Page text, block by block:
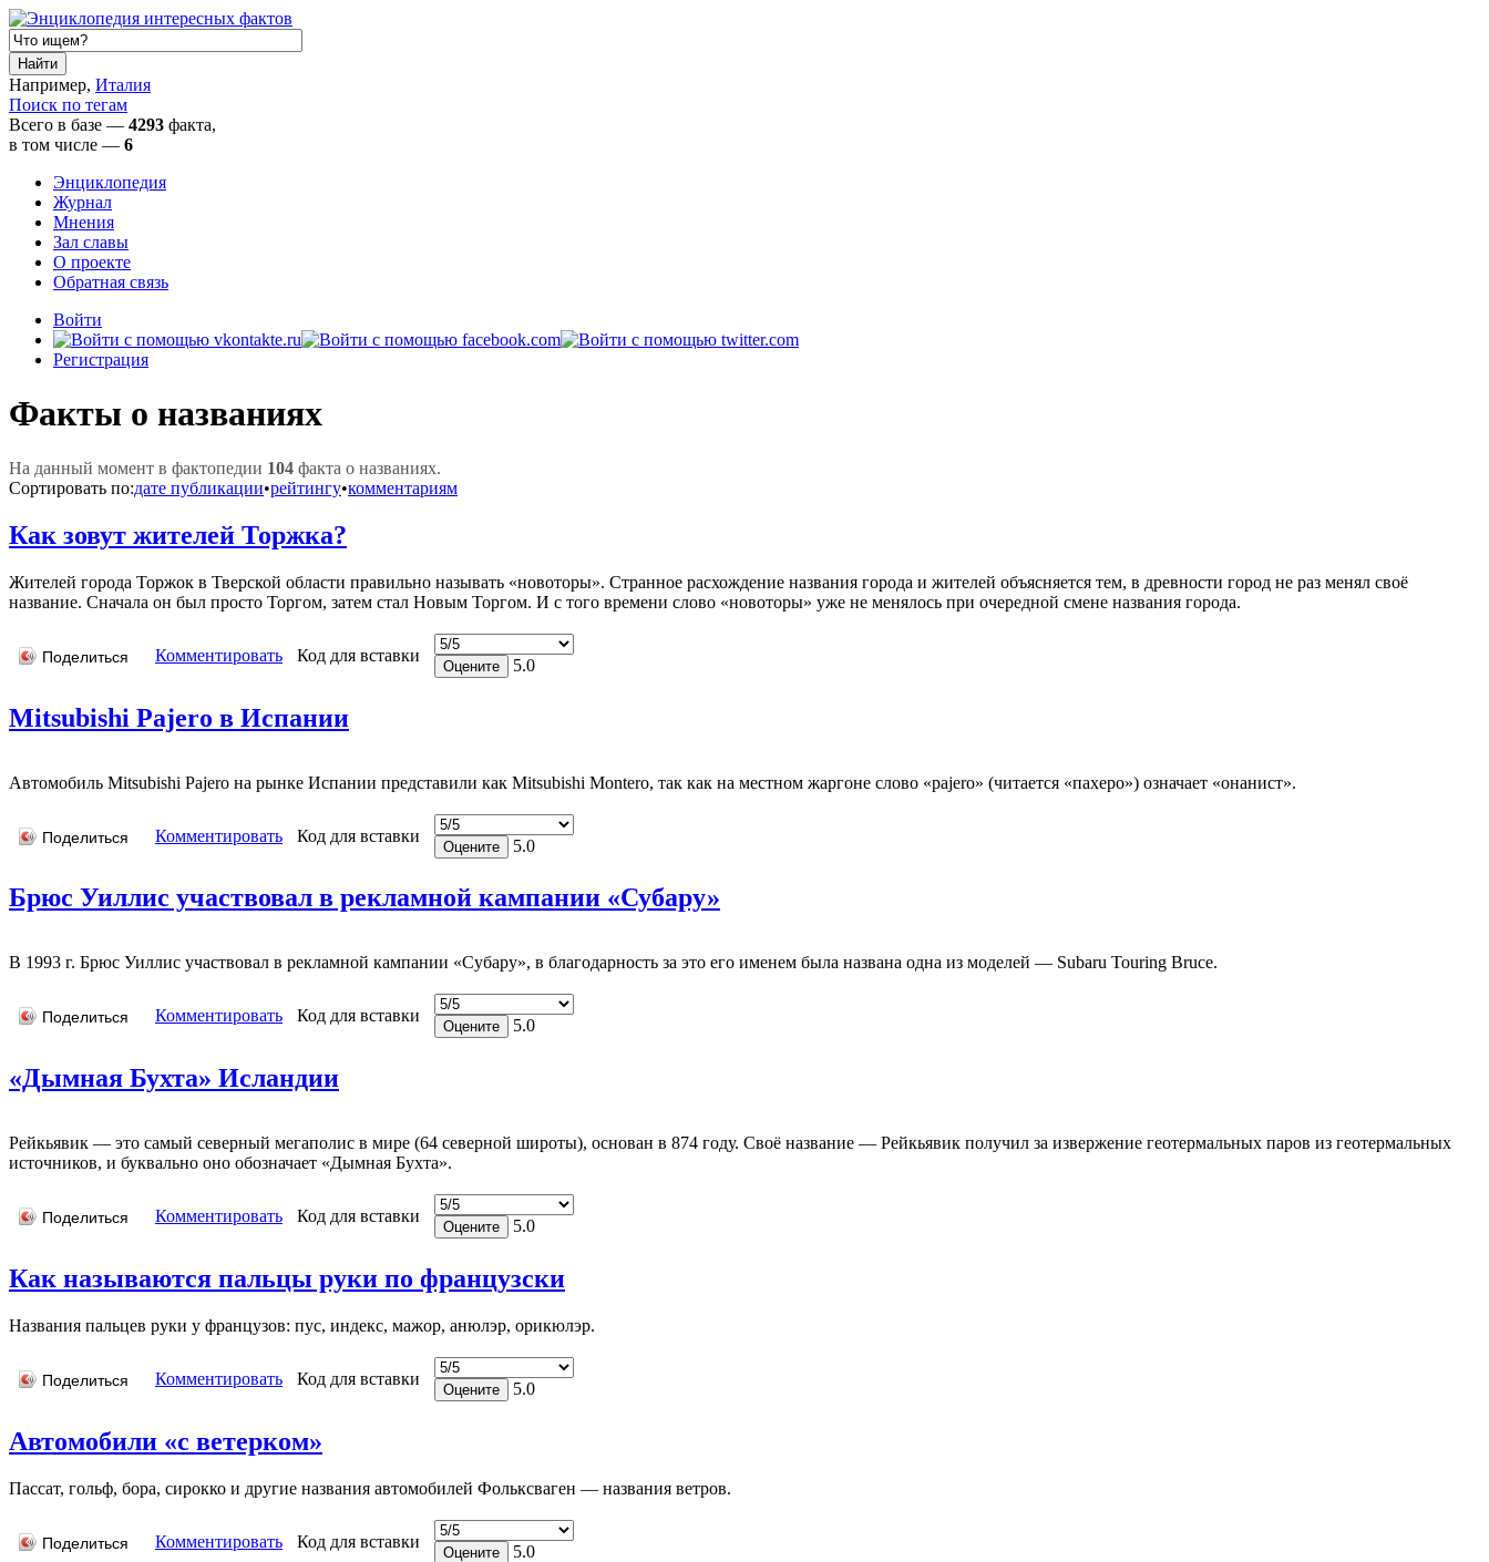
Например, Италия
Поиск по тегам
Всего в базе — 4293 факта,
в том числе — 6
Энциклопедия
Журнал
Мнения
Зал славы
О проекте
Обратная связь
Войти
Регистрация
Факты о названиях
На данный момент в фактопедии 104 факта о названиях.
Сортировать по:дате публикации•рейтингу•комментариям
Как зовут жителей Торжка?
Жителей города Торжок в Тверской области правильно называть «новоторы». Странное расхождение названия города и жителей объясняется тем, в древности город не раз менял своё
название. Сначала он был просто Торгом, затем стал Новым Торгом. И с того времени слово «новоторы» уже не менялось при очередной смене названия города.
Поделиться Комментировать Код для вставки
5.0
Mitsubishi Pajero в Испании
Автомобиль Mitsubishi Pajero на рынке Испании представили как Mitsubishi Montero, так как на местном жаргоне слово «pajero» (читается «пахеро») означает «онанист».
Поделиться Комментировать Код для вставки
5.0
Брюс Уиллис участвовал в рекламной кампании «Субару»
В 1993 г. Брюс Уиллис участвовал в рекламной кампании «Субару», в благодарность за это его именем была названа одна из моделей — Subaru Touring Bruce.
Поделиться Комментировать Код для вставки
5.0
«Дымная Бухта» Исландии
Рейкьявик — это самый северный мегаполис в мире (64 северной широты), основан в 874 году. Своё название — Рейкьявик получил за извержение геотермальных паров из геотермальных
источников, и буквально оно обозначает «Дымная Бухта».
Поделиться Комментировать Код для вставки
5.0
Как называются пальцы руки по французски
Названия пальцев руки у французов: пус, индекс, мажор, анюлэр, орикюлэр.
Поделиться Комментировать Код для вставки
5.0
Автомобили «с ветерком»
Пассат, гольф, бора, сирокко и другие названия автомобилей Фольксваген — названия ветров.
Поделиться Комментировать Код для вставки
5.0